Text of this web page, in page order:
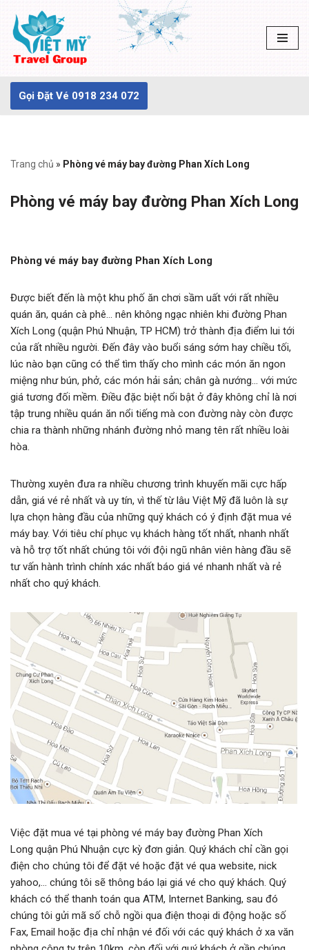
Chuyển
tới
dung
Gọi Đặt Vé 0918 234 072
Trang chủ » Phòng vé máy bay đường Phan Xích Long
Phòng vé máy bay đường Phan Xích Long
Phòng vé máy bay đường Phan Xích Long
Được biết đến là một khu phố ăn chơi sầm uất với rất nhiều
quán ăn, quán cà phê… nên không ngạc nhiên khi đường Phan
Xích Long (quận Phú Nhuận, TP HCM) trở thành địa điểm lui tới
của rất nhiều người. Đến đây vào buổi sáng sớm hay chiều tối,
lúc nào bạn cũng có thể tìm thấy cho mình các món ăn ngon
miệng như bún, phở, các món hải sản; chân gà nướng… với mức
giá tương đối mềm. Điều đặc biệt nổi bật ở đây không chỉ là nơi
tập trung nhiều quán ăn nổi tiếng mà con đường này còn được
chia ra thành những nhánh đường nhỏ mang tên rất nhiều loài
hòa.
Thường xuyên đưa ra nhiều chương trình khuyến mãi cực hấp
dẫn, giá vé rẻ nhất và uy tín, vì thế từ lâu Việt Mỹ đã luôn là sự
lựa chọn hàng đầu của những quý khách có ý định đặt mua vé
máy bay. Với tiêu chí phục vụ khách hàng tốt nhất, nhanh nhất
và hỗ trợ tốt nhất chúng tôi với đội ngũ nhân viên hàng đầu sẽ
tư vấn hành trình chính xác nhất báo giá vé nhanh nhất và rẻ
nhất cho quý khách.
Việc đặt mua vé tại phòng vé máy bay đường Phan Xích
Long quận Phú Nhuận cực kỳ đơn giản. Quý khách chỉ cần gọi
điện cho chúng tôi để đặt vé hoặc đặt vé qua website, nick
yahoo,… chúng tôi sẽ thông báo lại giá vé cho quý khách. Quý
khách có thể thanh toán qua ATM, Internet Banking, sau đó
chúng tôi gửi mã số chỗ ngồi qua điện thoại di động hoặc số
Fax, Email hoặc địa chỉ nhận vé đối với các quý khách ở xa văn